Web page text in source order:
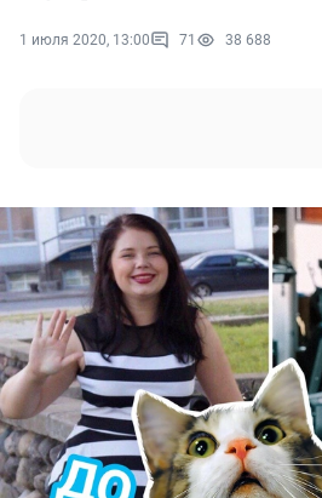
1 июля 2020, 13:00 71 38 688